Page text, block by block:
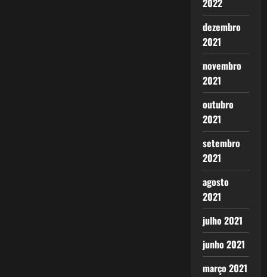
2022
dezembro
2021
novembro
2021
outubro
2021
setembro
2021
agosto
2021
julho 2021
junho 2021
março 2021